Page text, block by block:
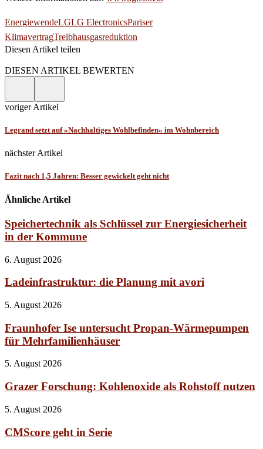
EnergiewendeLGLG ElectronicsPariser
KlimavertragTreibhausgasreduktion
Diesen Artikel teilen
DIESEN ARTIKEL BEWERTEN
voriger Artikel
Legrand setzt auf »Nachhaltiges Wohlbefinden« im Wohnbereich
nächster Artikel
Fazit nach 1,5 Jahren: Besser gewickelt geht nicht
Ähnliche Artikel
Speichertechnik als Schlüssel zur Energiesicherheit
in der Kommune
6. August 2026
Ladeinfrastruktur: die Planung mit avori
5. August 2026
Fraunhofer Ise untersucht Propan-Wärmepumpen
für Mehrfamilienhäuser
5. August 2026
Grazer Forschung: Kohlenoxide als Rohstoff nutzen
5. August 2026
CMScore geht in Serie